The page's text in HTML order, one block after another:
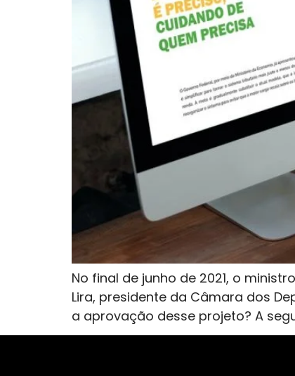
No final de junho de 2021, o
Lira, presidente da Câmara dos
a aprovação desse projeto? A